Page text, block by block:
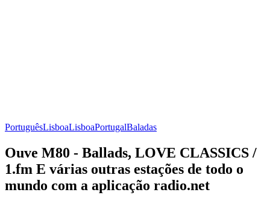
PortuguêsLisboaLisboaPortugalBaladas
Ouve M80 - Ballads, LOVE CLASSICS /
1.fm E várias outras estações de todo o
mundo com a aplicação radio.net